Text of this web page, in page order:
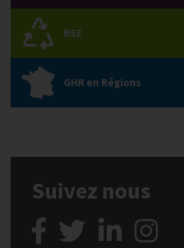
RSE
GHR en Régions
Suivez nous